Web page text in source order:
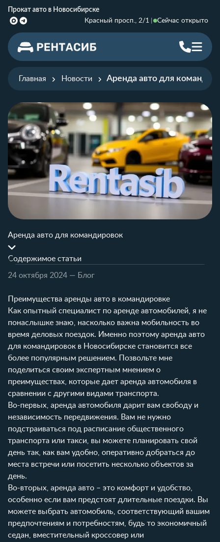
Прокат авто в Новосибирске
Красный просп., 2/1
Сейчас открыто
Главная Новости Аренда авто для
Аренда авто для командировок
Содержимое статьи
24 октября 2024 — Блог
Преимущества аренды авто в командировке
Как опытный специалист по аренде автомобилей, я не
понаслышке знаю, насколько важна мобильность во
время деловых поездок. Именно поэтому аренда авто
для командировок в Новосибирске становится все
более популярным решением. Позвольте мне
поделиться своим экспертным мнением о
преимуществах, которые дает аренда автомобиля в
сравнении с другими видами транспорта.
Во-первых, аренда автомобиля дарит вам свободу и
независимость передвижения. Вам не нужно
подстраиваться под расписание общественного
транспорта или такси, вы можете планировать свой
день так, как вам удобно, оперативно добраться до
места встречи или посетить несколько объектов за
день.
Во-вторых, аренда авто – это комфорт и удобство,
особенно если вам предстоят длительные поездки. Вы
можете выбрать автомобиль, соответствующий вашим
предпочтениям и потребностям, будь то экономичный
седан, вместительный кроссовер или